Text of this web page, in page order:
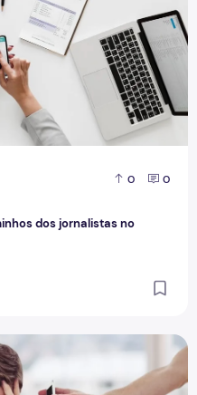
0 0
dos jornalistas no
deixa profissionais da